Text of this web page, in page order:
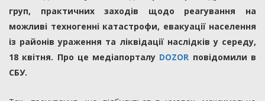
груп, практичних заходів щодо реагування на
можливі техногенні катастрофи, евакуації населення
із районів ураження та ліквідації наслідків у середу,
18 квітня. Про це медіапорталу DOZOR повідомили в
СБУ.